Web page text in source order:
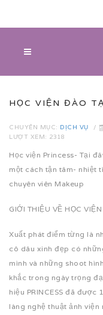
HỌC VIỆN ĐÀO
CHUYÊN MỤC: DỊCH VỤ
LƯỢT XEM: 2318
Học viện Princess- Tại
một cách tận tâm- nhiệt
chuyên viên Makeup
GIỚI THIỆU VỀ HỌC VIỆN
Xuất phát điểm từng là
cô dâu xinh đẹp có
mình và những shoot
khắc trong ngày trọng
hiệu PRINCESS đã
làng nghệ thuật ảnh viện